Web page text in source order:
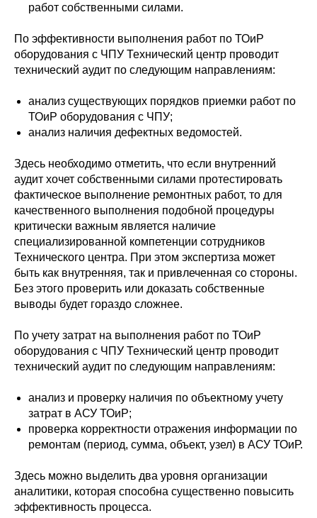
работ собственными силами.
По эффективности выполнения работ по ТОиР
оборудования с ЧПУ Технический центр проводит
технический аудит по следующим направлениям:
анализ существующих порядков приемки работ по
ТОиР оборудования с ЧПУ;
анализ наличия дефектных ведомостей.
Здесь необходимо отметить, что если внутренний
аудит хочет собственными силами протестировать
фактическое выполнение ремонтных работ, то для
качественного выполнения подобной процедуры
критически важным является наличие
специализированной компетенции сотрудников
Технического центра. При этом экспертиза может
быть как внутренняя, так и привлеченная со стороны.
Без этого проверить или доказать собственные
выводы будет гораздо сложнее.
По учету затрат на выполнения работ по ТОиР
оборудования с ЧПУ Технический центр проводит
технический аудит по следующим направлениям:
анализ и проверку наличия по объектному учету
затрат в АСУ ТОиР;
проверка корректности отражения информации по
ремонтам (период, сумма, объект, узел) в АСУ ТОиР.
Здесь можно выделить два уровня организации
аналитики, которая способна существенно повысить
эффективность процесса.